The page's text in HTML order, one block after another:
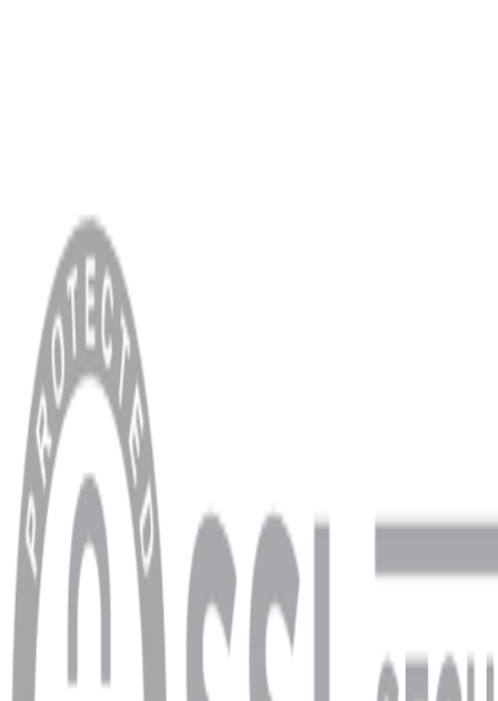
MENÜ
Anasayfa
Hakkımızda
Blog
MÜŞTERİ HİZMETLERİ
Hesabım
Sipariş Sorgulama
Banka Hesap Bilgileri
YARDIM VE DESTEK
Ödeme ve Teslimat Şartları
Garanti ve İade Şartları
info@dukkanhifi.com
0850 441 40 44